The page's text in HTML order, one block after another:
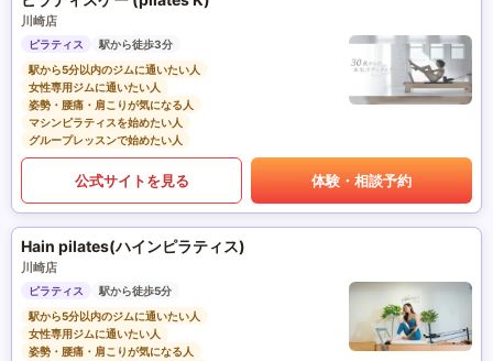
川崎店
ピラティス
駅から徒歩3分
駅から5分以内のジムに通いたい人
女性専用ジムに通いたい人
姿勢・腰痛・肩こりが気になる人
マシンピラティスを始めたい人
グループレッスンで始めたい人
公式サイトを見る 体験・相談予約
Hain pilates(ハインピラティス)
川崎店
ピラティス
駅から徒歩5分
駅から5分以内のジムに通いたい人
女性専用ジムに通いたい人
姿勢・腰痛・肩こりが気になる人